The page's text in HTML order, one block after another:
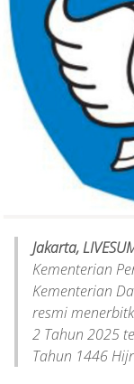
Jakarta,
Kementerian
Kementerian
resmi
2 Tahun 2025
Tahun 1446